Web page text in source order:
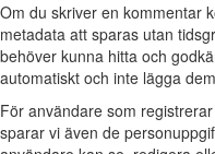
Om du skriver en kommentar
metadata att sparas utan
behöver kunna hitta och
automatiskt och inte lägga
För användare som
sparar vi även de